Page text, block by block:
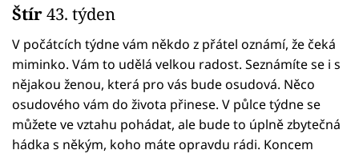
Seriály
Horoskopy
Sledujte prima+
Filmový festival Karlovy Vary
Štír43. týden
V počátcích týdne vám někdo z přátel oznámí, že čeká
miminko. Vám to udělá velkou radost. Seznámíte se i s
nějakou ženou, která pro vás bude osudová. Něco
osudového vám do života přinese. V půlce týdne se
můžete ve vztahu pohádat, ale bude to úplně zbytečná
hádka s někým, koho máte opravdu rádi. Koncem